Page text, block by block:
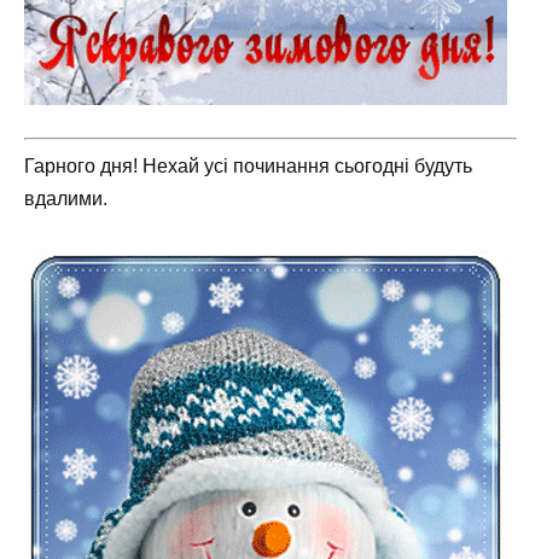
Гарного дня! Нехай усі починання сьогодні будуть
вдалими.